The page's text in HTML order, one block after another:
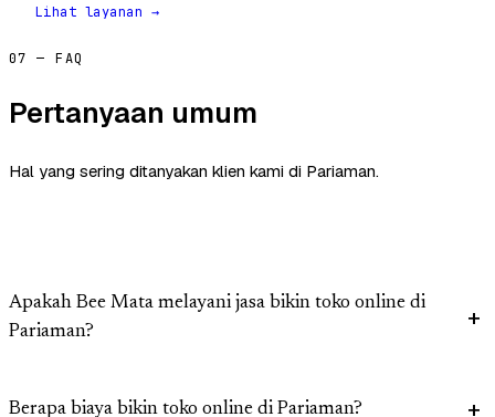
Lihat layanan →
07 — FAQ
Pertanyaan umum
Hal yang sering ditanyakan klien kami di Pariaman.
Apakah Bee Mata melayani jasa bikin toko online di
Pariaman?
Berapa biaya bikin toko online di Pariaman?